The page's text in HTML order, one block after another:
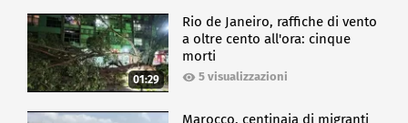
01:29
Rio de Janeiro, raffiche di vento
a oltre cento all'ora: cinque
morti
5 visualizzazioni
Marocco, centinaia di migranti